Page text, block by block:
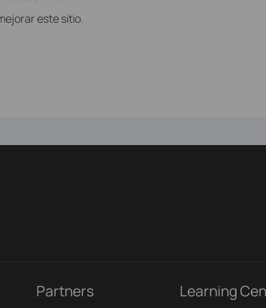
este sitio.
Partners Learning